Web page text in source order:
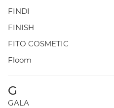
FINDI
FINISH
FITO COSMETIC
Floom
G
GALA